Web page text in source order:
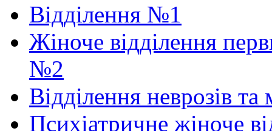
Відділення №1
Жіноче відділення
№2
Відділення неврозів
Психіатричне жіноче